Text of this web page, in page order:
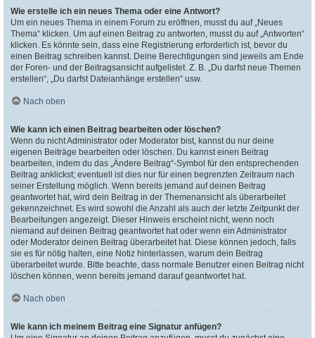
Wie erstelle ich ein neues Thema oder eine Antwort?
Um ein neues Thema in einem Forum zu eröffnen, musst du auf „Neues
Thema“ klicken. Um auf einen Beitrag zu antworten, musst du auf „Antworten“
klicken. Es könnte sein, dass eine Registrierung erforderlich ist, bevor du
einen Beitrag schreiben kannst. Deine Berechtigungen sind jeweils am Ende
der Foren- und der Beitragsansicht aufgelistet. Z. B. „Du darfst neue Themen
erstellen“, „Du darfst Dateianhänge erstellen“ usw.
Nach oben
Wie kann ich einen Beitrag bearbeiten oder löschen?
Wenn du nicht Administrator oder Moderator bist, kannst du nur deine
eigenen Beiträge bearbeiten oder löschen. Du kannst einen Beitrag
bearbeiten, indem du das „Ändere Beitrag“-Symbol für den entsprechenden
Beitrag anklickst; eventuell ist dies nur für einen begrenzten Zeitraum nach
seiner Erstellung möglich. Wenn bereits jemand auf deinen Beitrag
geantwortet hat, wird dein Beitrag in der Themenansicht als überarbeitet
gekennzeichnet. Es wird sowohl die Anzahl als auch der letzte Zeitpunkt der
Bearbeitungen angezeigt. Dieser Hinweis erscheint nicht, wenn noch
niemand auf deinen Beitrag geantwortet hat oder wenn ein Administrator
oder Moderator deinen Beitrag überarbeitet hat. Diese können jedoch, falls
sie es für nötig halten, eine Notiz hinterlassen, warum dein Beitrag
überarbeitet wurde. Bitte beachte, dass normale Benutzer einen Beitrag nicht
löschen können, wenn bereits jemand darauf geantwortet hat.
Nach oben
Wie kann ich meinem Beitrag eine Signatur anfügen?